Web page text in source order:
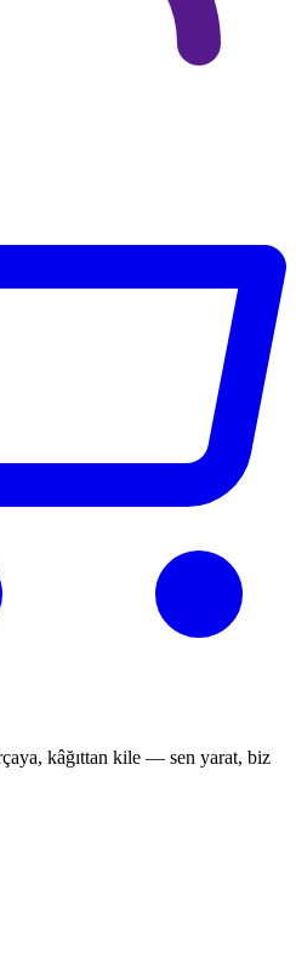
kâğıttan kile — sen yarat, biz